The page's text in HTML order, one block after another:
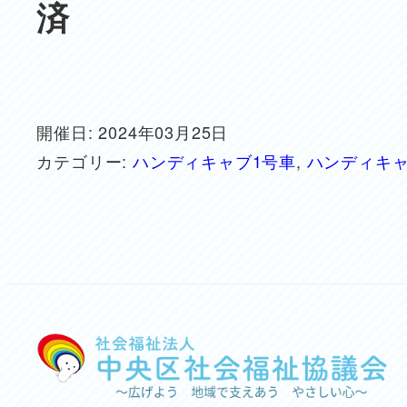
済
開催日: 2024年03月25日
カテゴリー: ハンディキャブ1号車, ハンディキ